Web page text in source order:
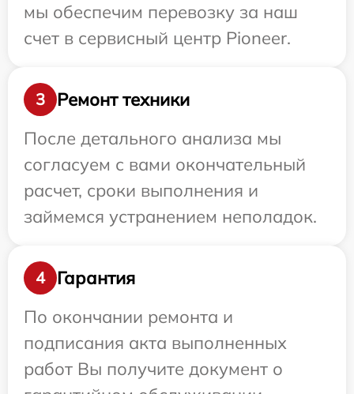
мы обеспечим перевозку за наш
счет в сервисный центр Pioneer.
3
Ремонт техники
После детального анализа мы
согласуем с вами окончательный
расчет, сроки выполнения и
займемся устранением неполадок.
4
Гарантия
По окончании ремонта и
подписания акта выполненных
работ Вы получите документ о